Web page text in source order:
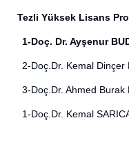
Tezli Yüksek Lisans
1-Doç. Dr. Ayşenur
2-Doç.Dr. Kemal Dinçer
3-Doç.Dr. Ahmed Burak
1-Doç.Dr. Kemal